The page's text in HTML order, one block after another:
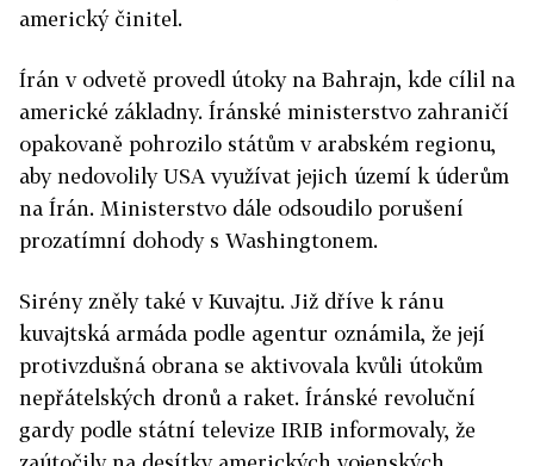
americký činitel.
Írán v odvetě provedl útoky na Bahrajn, kde cílil na
americké základny. Íránské ministerstvo zahraničí
opakovaně pohrozilo státům v arabském regionu,
aby nedovolily USA využívat jejich území k úderům
na Írán. Ministerstvo dále odsoudilo porušení
prozatímní dohody s Washingtonem.
Sirény zněly také v Kuvajtu. Již dříve k ránu
kuvajtská armáda podle agentur oznámila, že její
protivzdušná obrana se aktivovala kvůli útokům
nepřátelských dronů a raket. Íránské revoluční
gardy podle státní televize IRIB informovaly, že